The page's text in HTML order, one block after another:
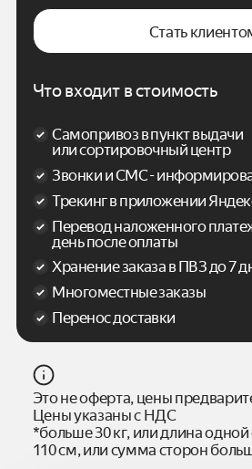
Стать
Что входит в стоимость
Самопривоз в пункт выдачи
или сортировочный центр
Звонки и СМС -
Трекинг в приложении
Перевод наложенного
день после оплаты
Хранение заказа в ПВЗ до 7
Многоместные заказы
Перенос доставки
Это не оферта, цены
Цены указаны с НДС
*больше 30 кг, или длина
110 см, или сумма сторон